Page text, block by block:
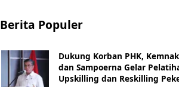
Berita Populer
Dukung Korban PHK,
dan Sampoerna Gelar
Upskilling dan Reskilling